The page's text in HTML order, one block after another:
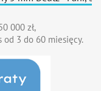
000 zł,
od 3 do 60 miesięcy.